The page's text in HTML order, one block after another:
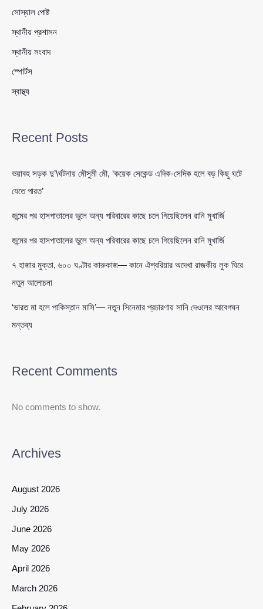
সোস্যাল পোষ্ট
স্থানীয় প্রশাসন
স্থানীয় সংবাদ
স্পোর্টস
স্বাস্থ্য
Recent Posts
ভয়াবহ সড়ক দু’\র্ঘটনায় মৌসুমী মৌ, ‘কয়েক সেকেন্ড এদিক-সেদিক হলে বড় কিছু ঘটে
যেতে পারত’
জন্মের পর হাসপাতালের ভুলে অন্য পরিবারের কাছে চলে গিয়েছিলেন রানি মুখার্জি
জন্মের পর হাসপাতালের ভুলে অন্য পরিবারের কাছে চলে গিয়েছিলেন রানি মুখার্জি
৭ হাজার মুক্তা, ৬০০ ঘণ্টার কারুকাজ— কানে ঐশ্বরিয়ার অদেখা রাজকীয় লুক ঘিরে
নতুন আলোচনা
‘ভারত মা হলে পাকিস্তান মাসি’— নতুন সিনেমার প্রচারণায় সানি দেওলের আবেগঘন
মন্তব্য
Recent Comments
No comments to show.
Archives
August 2026
July 2026
June 2026
May 2026
April 2026
March 2026